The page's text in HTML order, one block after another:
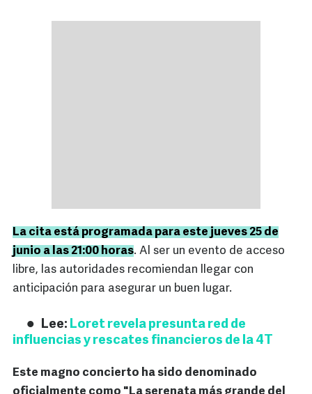
La cita está programada para este jueves 25 de
junio a las 21:00 horas. Al ser un evento de acceso
libre, las autoridades recomiendan llegar con
anticipación para asegurar un buen lugar.
Lee: Loret revela presunta red de
influencias y rescates financieros de la 4T
Este magno concierto ha sido denominado